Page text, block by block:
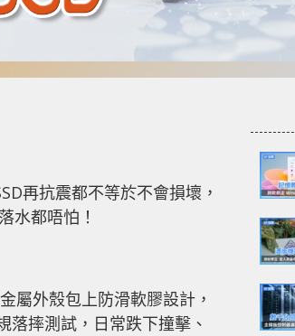
再抗震都不等於不會損壞，
水都唔怕！
屬外殼包上防滑軟膠設計，
落摔測試，日常跌下撞擊、